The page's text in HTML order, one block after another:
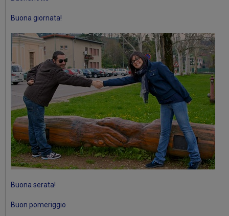
Buona giornata!
Buona serata!
Buon pomeriggio